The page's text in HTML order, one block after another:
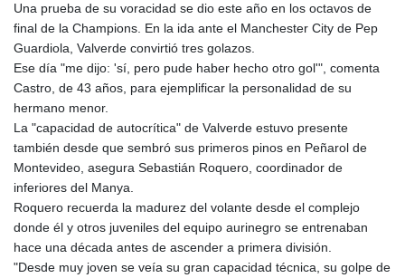
Una prueba de su voracidad se dio este año en los octavos de
final de la Champions. En la ida ante el Manchester City de Pep
Guardiola, Valverde convirtió tres golazos.
Ese día "me dijo: 'sí, pero pude haber hecho otro gol'", comenta
Castro, de 43 años, para ejemplificar la personalidad de su
hermano menor.
La "capacidad de autocrítica" de Valverde estuvo presente
también desde que sembró sus primeros pinos en Peñarol de
Montevideo, asegura Sebastián Roquero, coordinador de
inferiores del Manya.
Roquero recuerda la madurez del volante desde el complejo
donde él y otros juveniles del equipo aurinegro se entrenaban
hace una década antes de ascender a primera división.
"Desde muy joven se veía su gran capacidad técnica, su golpe de